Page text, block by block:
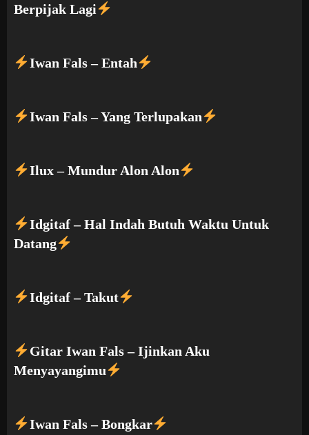
Berpijak Lagi
Iwan Fals – Entah
Iwan Fals – Yang Terlupakan
Ilux – Mundur Alon Alon
Idgitaf – Hal Indah Butuh Waktu Untuk
Datang
Idgitaf – Takut
Gitar Iwan Fals – Ijinkan Aku
Menyayangimu
Iwan Fals – Bongkar